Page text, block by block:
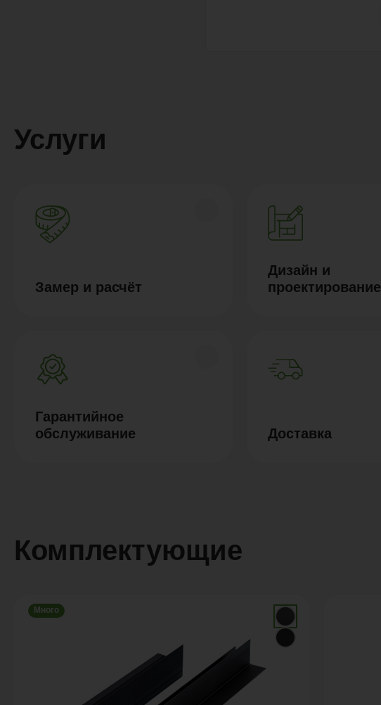
Услуги
Замер и расчёт
Дизайн и
проектирование
Гарантийное
обслуживание
Доставка
Комплектующие
Много